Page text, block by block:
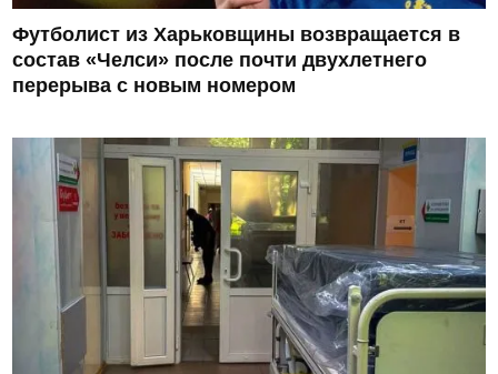
Футболист из Харьковщины возвращается в
состав «Челси» после почти двухлетнего
перерыва с новым номером